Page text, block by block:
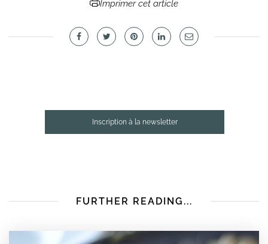
Imprimer cet article
Inscription à la newsletter
FURTHER READING...